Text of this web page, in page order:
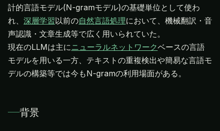
計的言語モデル(N-gramモデル)の基礎単位として使わ
れ、 深層学習以前の自然言語処理において、機械翻訳・音
声認識・文章生成等で広く用いられていた。
現在のLLMは主にニューラルネットワークベースの言語
モデルを用いる一方、テキストの重複検出や簡易な言語モ
デルの構築等では今もN-gramの利用場面がある。
背景